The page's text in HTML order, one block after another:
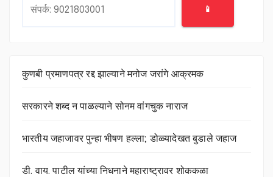
📱
कुणबी प्रमाणपत्र रद्द झाल्याने मनोज जरांगे आक्रमक
सरकारने शब्द न पाळल्याने सोनम वांगचुक नाराज
भारतीय जहाजावर पुन्हा भीषण हल्ला; डोळ्यादेखत बुडाले जहाज
डी. वाय. पाटील यांच्या निधनाने महाराष्ट्रावर शोककळा